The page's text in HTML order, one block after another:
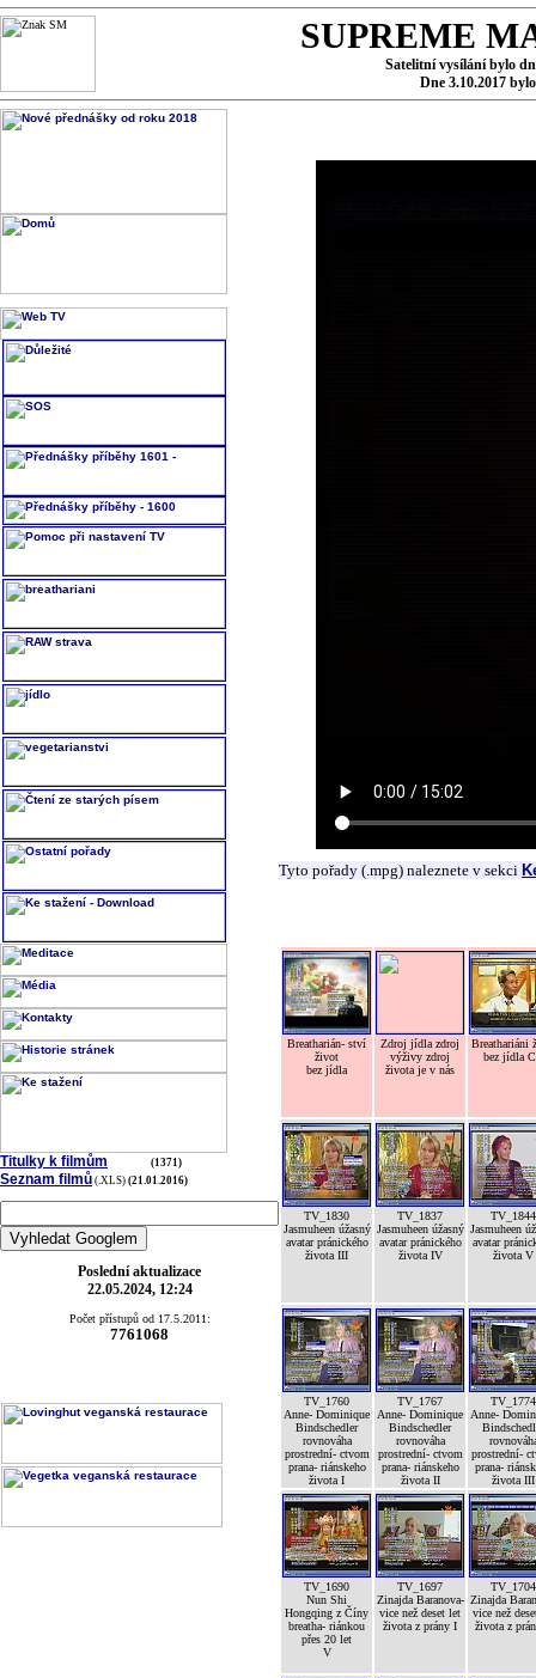
SUPREME
Satelitní vysílání bylo
Dne 3.10.2017
Titulky k filmům (1371)
Seznam filmů (.XLS) (21.01.2016)
Poslední aktualizace
22.05.2024, 12:24
Počet přístupů od 17.5.2011:
7761068
Tyto pořady (.mpg) naleznete v sekci
Breatharián- ství
život
bez jídla
Zdroj jídla zdroj
výživy zdroj
života je v nás
Breathariáni
bez jídla
TV_1830
Jasmuheen úžasný
avatar pránického
života III
TV_1837
Jasmuheen úžasný
avatar pránického
života IV
TV_1844
Jasmuheen
avatar
života V
TV_1760
Anne- Dominique
Bindschedler
rovnováha
prostrední- ctvom
prana- riánskeho
života I
TV_1767
Anne- Dominique
Bindschedler
rovnováha
prostrední- ctvom
prana- riánskeho
života II
TV_1774
Anne-
prostrední-
prana-
života III
TV_1690
Nun Shi
Hongqing z Číny
breatha- riánkou
přes 20 let
V
TV_1697
Zinajda Baranova-
vice než deset let
života z prány I
TV_1704
Zinajda
vice než
života z